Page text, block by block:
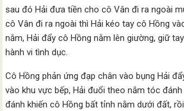
sau đó Hải đưa tiền cho cô Vân đi ra ngoài
cô Vân đi ra ngoài thì Hải kéo tay cô Hồng
nằm, Hải đẩy cô Hồng nằm lên giường, giữ
hành vi tình dục.
Cô Hồng phản ứng đạp chân vào bụng Hải
vào khu vực bếp, Hải đuổi theo nắm tóc
đánh khiến cô Hồng bất tỉnh nằm dưới đất,